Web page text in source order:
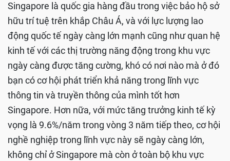
Singapore là quốc gia hàng đầu trong việc bảo hộ sở
hữu trí tuệ trên khắp Châu Á, và với lực lượng lao
động quốc tế ngày càng lớn mạnh cũng như quan hệ
kinh tế với các thị trường năng động trong khu vực
ngày càng được tăng cường, khó có nơi nào mà ở đó
bạn có cơ hội phát triển khả năng trong lĩnh vực
thông tin và truyền thông của mình tốt hơn
Singapore. Hơn nữa, với mức tăng trưởng kinh tế kỳ
vọng là 9.6%/năm trong vòng 3 năm tiếp theo, cơ hội
nghề nghiệp trong lĩnh vực này sẽ ngày càng lớn,
không chỉ ở Singapore mà còn ở toàn bộ khu vực